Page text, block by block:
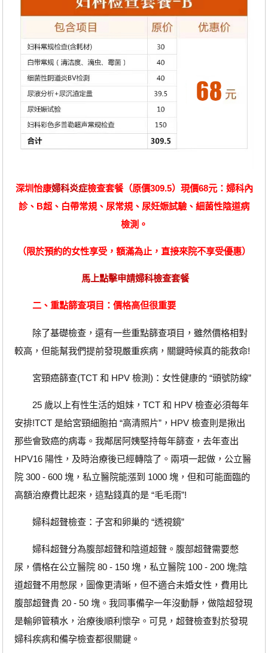
深圳怡康婦科炎症檢查套餐（原價309.5）現價68元：婦科內
診、B超、白帶常規、尿常規、尿妊娠試驗、細菌性陰道病
檢測。
（限於預約的女性享受，額滿為止，直接來院不享受優惠）
馬上點擊申請婦科檢查套餐
二、重點篩查項目：價格高但很重要
除了基礎檢查，還有一些重點篩查項目，雖然價格相對
較高，但能幫我們提前發現嚴重疾病，關鍵時候真的能救命!
宮頸癌篩查(TCT 和 HPV 檢測)：女性健康的 “頭號防線”
25 歲以上有性生活的姐妹，TCT 和 HPV 檢查必須每年
安排!TCT 是給宮頸細胞拍 “高清照片”，HPV 檢查則是揪出
那些會致癌的病毒。我鄰居阿姨堅持每年篩查，去年查出
HPV16 陽性，及時治療後已經轉陰了。兩項一起做，公立醫
院 300 - 600 塊，私立醫院能漲到 1000 塊，但和可能面臨的
高額治療費比起來，這點錢真的是 “毛毛雨”!
婦科超聲檢查：子宮和卵巢的 “透視鏡”
婦科超聲分為腹部超聲和陰道超聲。腹部超聲需要憋
尿，價格在公立醫院 80 - 150 塊，私立醫院 100 - 200 塊;陰
道超聲不用憋尿，圖像更清晰，但不適合未婚女性，費用比
腹部超聲貴 20 - 50 塊。我同事備孕一年沒動靜，做陰超發現
是輸卵管積水，治療後順利懷孕。可見，超聲檢查對於發現
婦科疾病和備孕檢查都很關鍵。